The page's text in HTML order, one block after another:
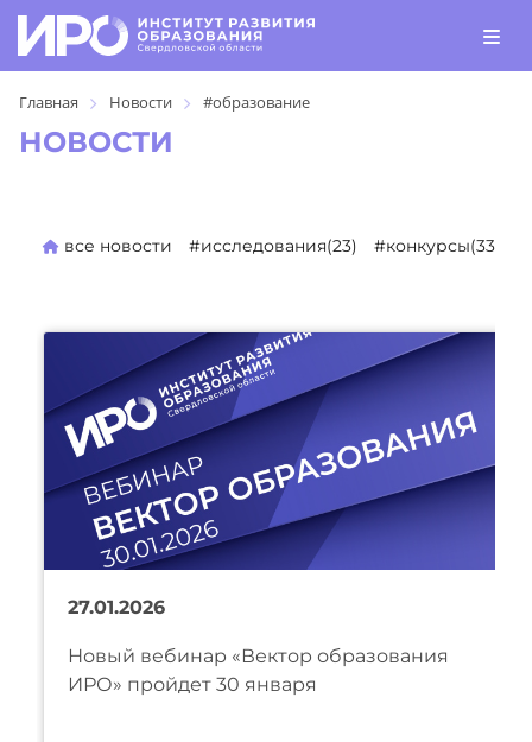
Главная Новости #образование
НОВОСТИ
все новости #исследования(23) #конкурсы(330)
27.01.2026
Новый вебинар «Вектор образования
ИРО» пройдет 30 января